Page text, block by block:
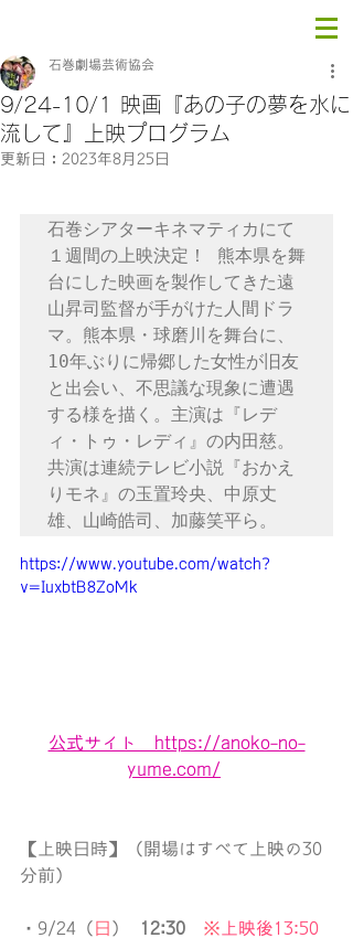
9/24-10/1 映画『あの子の夢を水に
流して』上映プログラム
石巻劇場芸術協会
更新日： 2023年8月25日
石巻シアターキネマティカにて
１週間の上映決定！ 熊本県を舞
台にした映画を製作してきた遠
山昇司監督が手がけた人間ドラ
マ。熊本県・球磨川を舞台に、
10年ぶりに帰郷した女性が旧友
と出会い、不思議な現象に遭遇
する様を描く。主演は『レデ
ィ・トゥ・レディ』の内田慈。
共演は連続テレビ小説『おかえ
りモネ』の玉置玲央、中原丈
雄、山崎皓司、加藤笑平ら。
https://www.youtube.com/watch?
v=IuxbtB8ZoMk
公式サイト　https://anoko-no-
yume.com/
【上映日時】（開場はすべて上映の30
分前）
・9/24（ 日 ） 12:30 ※ 上映後13:50